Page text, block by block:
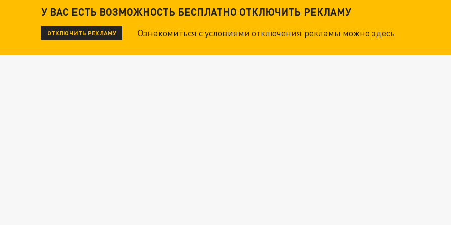
У ВАС ЕСТЬ ВОЗМОЖНОСТЬ БЕСПЛАТНО ОТКЛЮЧИТЬ РЕКЛАМУ
ОТКЛЮЧИТЬ РЕКЛАМУ Ознакомиться с условиями отключения рекламы можноздесь